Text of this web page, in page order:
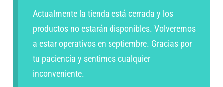
Actualmente la tienda está cerrada y los
productos no estarán disponibles. Volveremos
a estar operativos en septiembre. Gracias por
tu paciencia y sentimos cualquier
inconveniente.